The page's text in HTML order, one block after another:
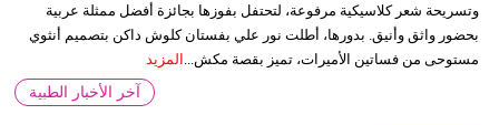
وتسريحة شعر كلاسيكية مرفوعة، لتحتفل بفوزها بجائزة أفضل ممثلة عربية
بحضور واثق وأنيق. بدورها، أطلت نور علي بفستان كلوش داكن بتصميم أنثوي
مستوحى من فساتين الأميرات، تميز بقصة مكش...
المزيد
آخر الأخبار الطبية